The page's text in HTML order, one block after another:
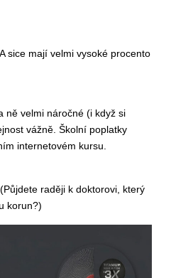
sice mají velmi vysoké procento
ně velmi náročné (i když si
vážně. Školní poplatky
internetovém kursu.
raději k doktorovi, který
korun?)